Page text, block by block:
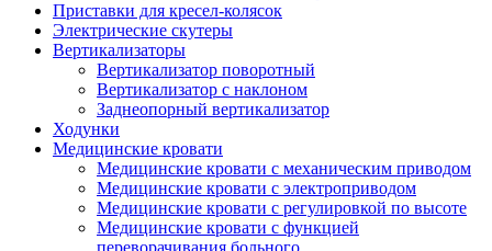
Приставки для кресел-колясок
Электрические скутеры
Вертикализаторы
Вертикализатор поворотный
Вертикализатор с наклоном
Заднеопорный вертикализатор
Ходунки
Медицинские кровати
Медицинские кровати с механическим приводом
Медицинские кровати с электроприводом
Медицинские кровати с регулировкой по высоте
Медицинские кровати с функцией
переворачивания больного